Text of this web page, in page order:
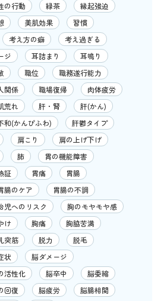
の行動 緑茶
縁起強迫
美肌効果
習慣
考え方の癖
考え過ぎる
ジ 耳詰まり
耳鳴り
職位
職務遂行能力
関係 職場復帰
肉体疲労
荒れ 肝・腎
肝(かん)
和(かんぴふわ)
肝鬱タイプ
肩こり
肩の上げ下げ
肺
胃の機能障害
証 胃痛
胃腸
腸のケア
胃腸の不調
児へのリスク
胸のモヤモヤ感
け 胸痛
胸脇苦満
突筋 脱力
脱毛
状
脳ダメージ
活性化 脳卒中
脳委縮
回復 脳疲労
脳腸相関